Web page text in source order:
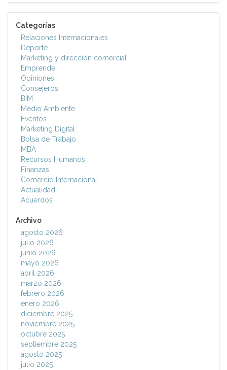
Categorías
Relaciones Internacionales
Deporte
Marketing y dirección comercial
Emprende
Opiniones
Consejeros
BIM
Medio Ambiente
Eventos
Marketing Digital
Bolsa de Trabajo
MBA
Recursos Humanos
Finanzas
Comercio Internacional
Actualidad
Acuerdos
Archivo
agosto 2026
julio 2026
junio 2026
mayo 2026
abril 2026
marzo 2026
febrero 2026
enero 2026
diciembre 2025
noviembre 2025
octubre 2025
septiembre 2025
agosto 2025
julio 2025